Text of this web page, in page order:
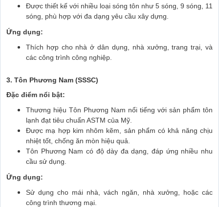
Được thiết kế với nhiều loại sóng tôn như 5 sóng, 9 sóng, 11
sóng, phù hợp với đa dạng yêu cầu xây dựng.
Ứng dụng:
Thích hợp cho nhà ở dân dụng, nhà xưởng, trang trại, và
các công trình công nghiệp.
3. Tôn Phương Nam (SSSC)
Đặc điểm nổi bật:
Thương hiệu Tôn Phương Nam nổi tiếng với sản phẩm tôn
lạnh đạt tiêu chuẩn ASTM của Mỹ.
Được mạ hợp kim nhôm kẽm, sản phẩm có khả năng chịu
nhiệt tốt, chống ăn mòn hiệu quả.
Tôn Phương Nam có độ dày đa dạng, đáp ứng nhiều nhu
cầu sử dụng.
Ứng dụng:
Sử dụng cho mái nhà, vách ngăn, nhà xưởng, hoặc các
công trình thương mại.